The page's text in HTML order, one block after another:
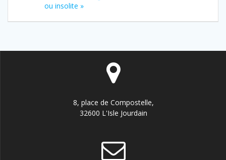
l’article
ou insolite »
8, place de Compostelle,
32600 L'Isle Jourdain